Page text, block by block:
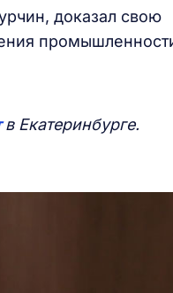
доказал свою
в Екатеринбурге.